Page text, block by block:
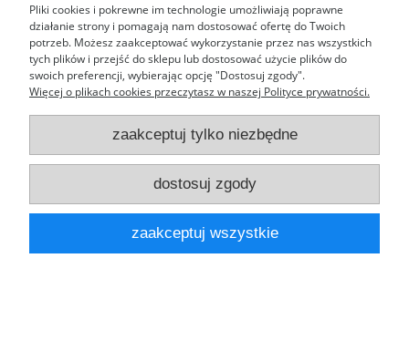
pokaż pełną wersję strony
Sklep internetowy Shoper.pl
Pliki cookies i pokrewne im technologie umożliwiają poprawne
działanie strony i pomagają nam dostosować ofertę do Twoich
potrzeb. Możesz zaakceptować wykorzystanie przez nas wszystkich
tych plików i przejść do sklepu lub dostosować użycie plików do
swoich preferencji, wybierając opcję "Dostosuj zgody".
Więcej o plikach cookies przeczytasz w naszej Polityce prywatności.
zaakceptuj tylko niezbędne
dostosuj zgody
zaakceptuj wszystkie